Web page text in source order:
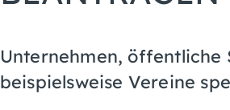
Unternehmen, öffentliche
beispielsweise Vereine